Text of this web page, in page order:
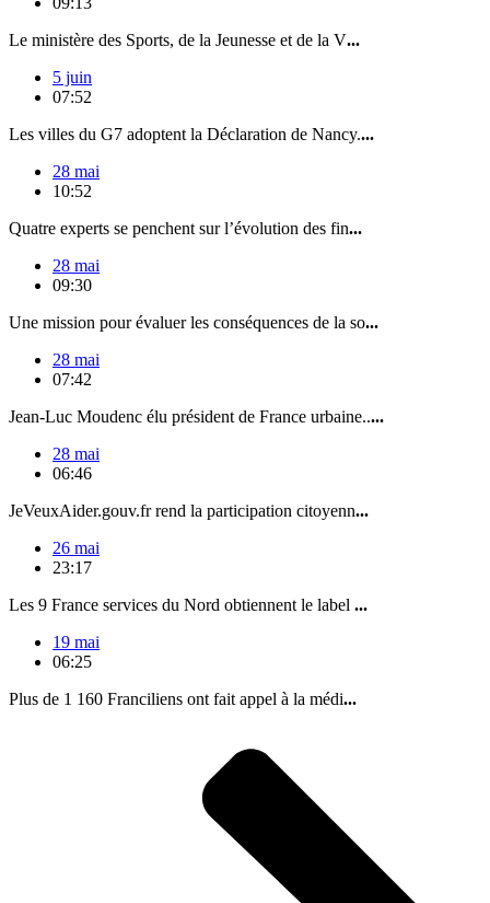
Le ministère des Sports, de la Jeunesse et de la V...
5 juin
07:52
Les villes du G7 adoptent la Déclaration de Nancy....
28 mai
10:52
Quatre experts se penchent sur l’évolution des fin...
28 mai
09:30
Une mission pour évaluer les conséquences de la so...
28 mai
07:42
Jean-Luc Moudenc élu président de France urbaine.....
28 mai
06:46
JeVeuxAider.gouv.fr rend la participation citoyenn...
26 mai
23:17
Les 9 France services du Nord obtiennent le label ...
19 mai
06:25
Plus de 1 160 Franciliens ont fait appel à la médi...